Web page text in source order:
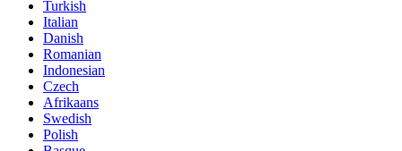
Turkish
Italian
Danish
Romanian
Indonesian
Czech
Afrikaans
Swedish
Polish